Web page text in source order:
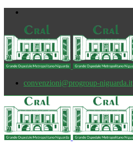
convenzioni@progroup-niguarda.it